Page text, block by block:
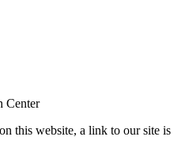
Center
this website, a link to our site is